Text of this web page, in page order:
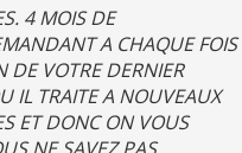
4 MOIS DE
A CHAQUE FOIS
DE VOTRE DERNIER
IL TRAITE A NOUVEAUX
ET DONC ON VOUS